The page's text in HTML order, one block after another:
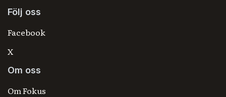
Följ oss
Facebook
X
Om oss
Om Fokus